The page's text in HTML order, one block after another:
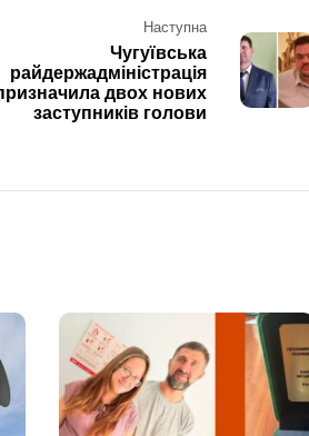
Наступна
Чугуївська
райдержадміністрація
двох нових
заступників голови